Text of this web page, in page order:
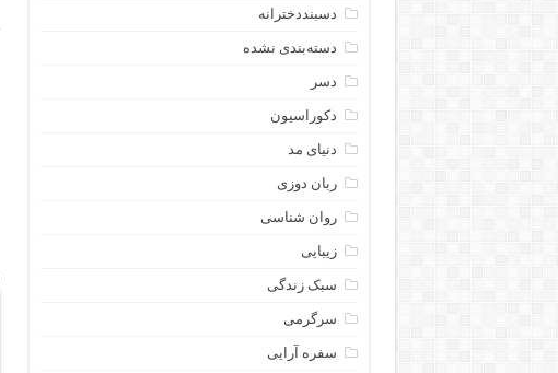
دسبنددخترانه
دسته‌بندی نشده
دسر
دکوراسیون
دنیای مد
ربان دوزی
روان شناسی
زیبایی
سبک زندگی
سرگرمی
سفره آرایی